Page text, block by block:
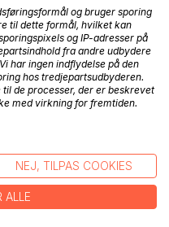
voksne. Har vi det ikke
gående gennem
udvej. Room
Jul i spejderhytten. Og
måske havde været
og bruger sporing
til dette formål, hvilket kan
og IP-adresser på
fra andre udbydere
har ingen indflydelse på den
hos tredjepartsudbyderen.
de processer, der er beskrevet
med virkning for fremtiden.
NEJ, TILPAS COOKIES
ALLE